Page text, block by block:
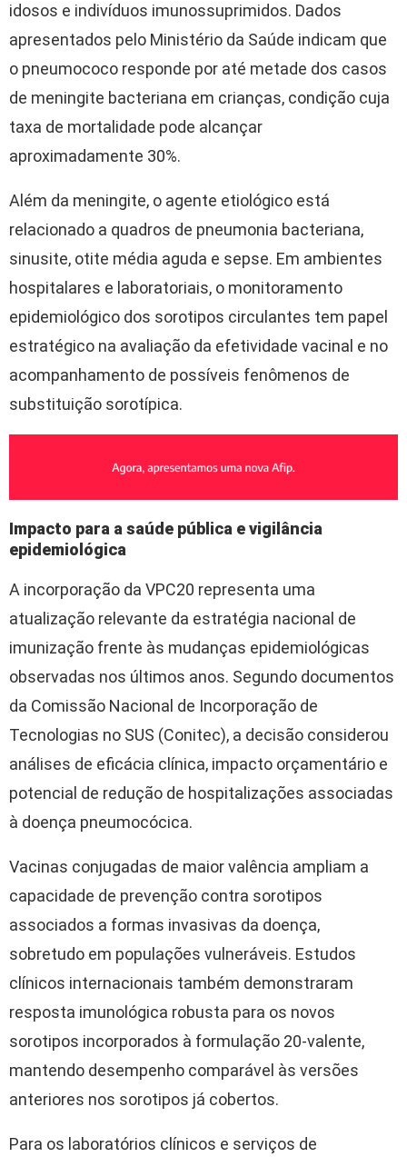
idosos e indivíduos imunossuprimidos. Dados
apresentados pelo Ministério da Saúde indicam que
o pneumococo responde por até metade dos casos
de meningite bacteriana em crianças, condição cuja
taxa de mortalidade pode alcançar
aproximadamente 30%.
Além da meningite, o agente etiológico está
relacionado a quadros de pneumonia bacteriana,
sinusite, otite média aguda e sepse. Em ambientes
hospitalares e laboratoriais, o monitoramento
epidemiológico dos sorotipos circulantes tem papel
estratégico na avaliação da efetividade vacinal e no
acompanhamento de possíveis fenômenos de
substituição sorotípica.
Impacto para a saúde pública e vigilância
epidemiológica
A incorporação da VPC20 representa uma
atualização relevante da estratégia nacional de
imunização frente às mudanças epidemiológicas
observadas nos últimos anos. Segundo documentos
da Comissão Nacional de Incorporação de
Tecnologias no SUS (Conitec), a decisão considerou
análises de eficácia clínica, impacto orçamentário e
potencial de redução de hospitalizações associadas
à doença pneumocócica.
Vacinas conjugadas de maior valência ampliam a
capacidade de prevenção contra sorotipos
associados a formas invasivas da doença,
sobretudo em populações vulneráveis. Estudos
clínicos internacionais também demonstraram
resposta imunológica robusta para os novos
sorotipos incorporados à formulação 20-valente,
mantendo desempenho comparável às versões
anteriores nos sorotipos já cobertos.
Para os laboratórios clínicos e serviços de